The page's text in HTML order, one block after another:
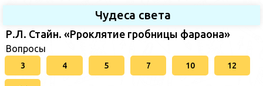
Чудеса света
Р.Л. Стайн. «Рроклятие гробницы фараона»
Вопросы
3 4 5 7 10 12